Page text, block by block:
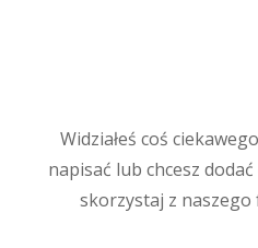
Widziałeś coś
napisać lub chcesz
skorzystaj z